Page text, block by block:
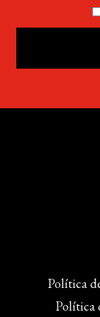
Política
Política